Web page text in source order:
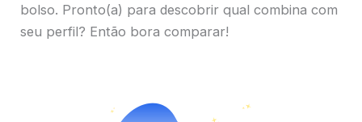
bolso. Pronto(a) para descobrir qual combina com
seu perfil? Então bora comparar!